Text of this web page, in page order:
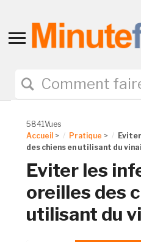
Toggle
navigation
5841Vues
Accueil > Pratique >
des chiens en utilisant du
Eviter les
oreilles des
utilisant du